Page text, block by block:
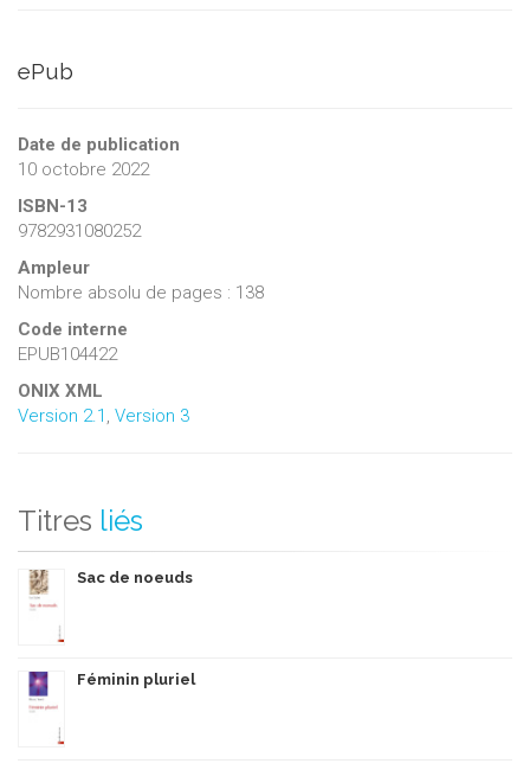
ePub
Date de publication
10 octobre 2022
ISBN-13
9782931080252
Ampleur
Nombre absolu de pages : 138
Code interne
EPUB104422
ONIX XML
Version 2.1 Version 3
Titres liés
Sac de noeuds
Féminin pluriel